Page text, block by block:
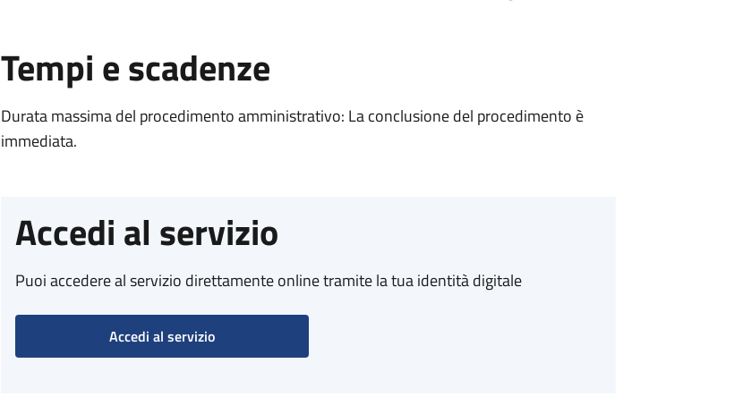
Tempi e scadenze
Durata massima del procedimento amministrativo: La conclusione del procedimento è
immediata.
Accedi al servizio
Puoi accedere al servizio direttamente online tramite la tua identità digitale
Accedi al servizio